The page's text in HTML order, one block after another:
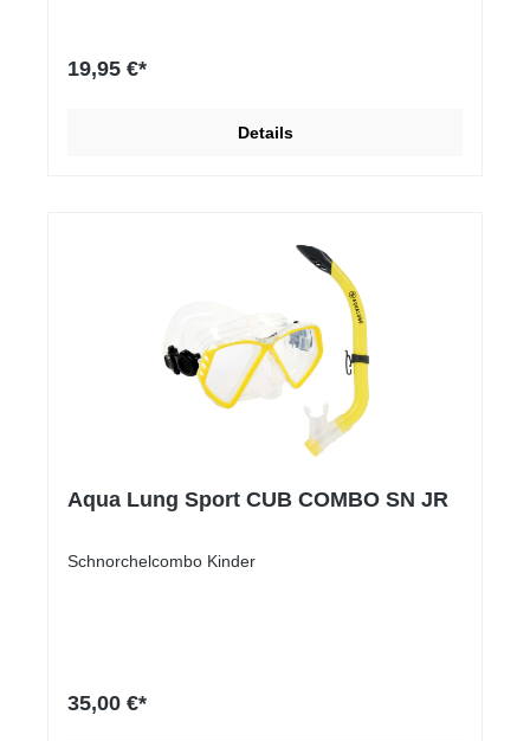
19,95 €*
Details
Aqua Lung Sport CUB COMBO SN JR
Schnorchelcombo Kinder
35,00 €*